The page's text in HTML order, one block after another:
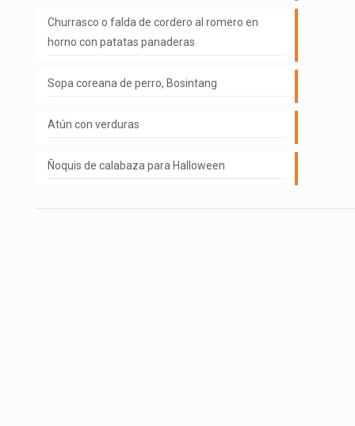
Churrasco o falda de cordero al romero en
horno con patatas panaderas
Sopa coreana de perro, Bosintang
Atún con verduras
Ñoquis de calabaza para Halloween